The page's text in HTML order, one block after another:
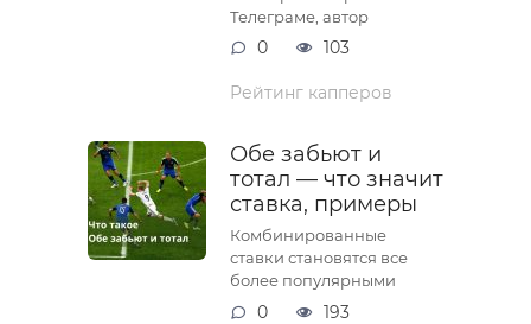
Телеграме, автор
0 103
Рейтинг капперов
Обе забьют и
тотал — что значит
ставка, примеры
Комбинированные
ставки становятся все
более популярными
0 193